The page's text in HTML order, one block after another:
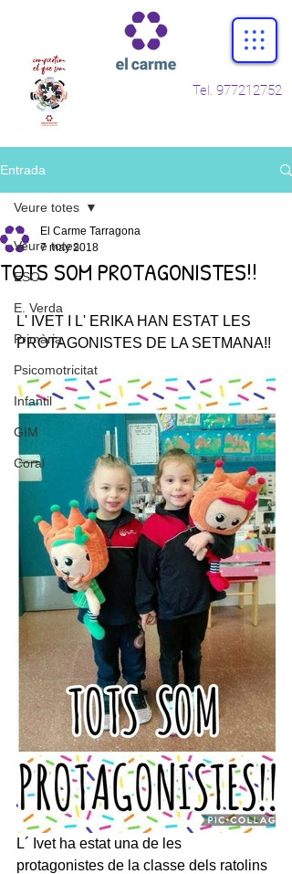
Tel. 977212752
Entrada
Veure totes
ESO
E. Verda
Primària
Psicomotricitat
Infantil
GIM
Coral
Veure totes
TOTS SOM PROTAGONISTES!!
El Carme Tarragona
7 may 2018
L' IVET I L' ERIKA HAN ESTAT LES
PROTAGONISTES DE LA SETMANA!!
L´ Ivet ha estat una de les
protagonistes de la classe dels ratolins